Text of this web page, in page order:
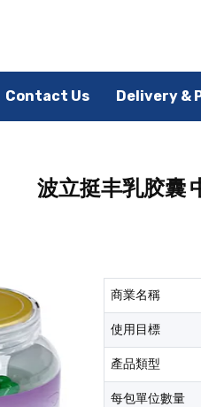
Contact Us Delivery &
波立挺丰乳胶囊
商業名稱
使用目標
產品類型
每包單位數量